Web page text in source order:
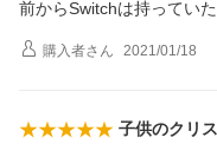
前からSwitchは持ってい
購入者さん 2021/01/18
子供のクリ